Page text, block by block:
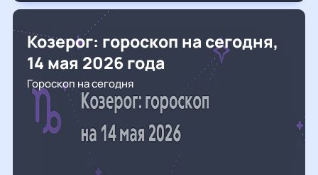
Козерог: гороскоп на сегодня,
14 мая 2026 года
Гороскоп на сегодня